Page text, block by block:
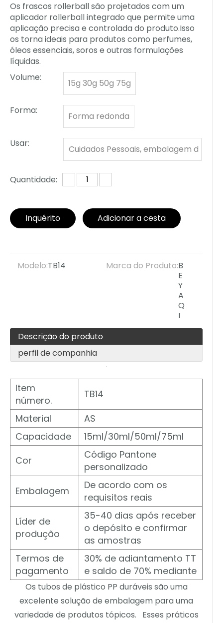
Os frascos rollerball são projetados com um
aplicador rollerball integrado que permite uma
aplicação precisa e controlada do produto.Isso
os torna ideais para produtos como perfumes,
óleos essenciais, soros e outras formulações
líquidas.
Volume:
15g 30g 50g 75g
Forma:
Forma redonda
Usar:
Cuidados Pessoais, embalagem d
Quantidade:
Inquérito Adicionar a cesta
Modelo:TB14 Marca do Produto:B
E
Y
A
Q
I
Descrição do produto
perfil de companhia
Item
número.
TB14
Material
AS
Capacidade
15ml/30ml/50ml/75ml
Cor
Código Pantone
personalizado
Embalagem
De acordo com os
requisitos reais
Líder de
produção
35-40 dias após receber
o depósito e confirmar
as amostras
Termos de
pagamento
30% de adiantamento TT
e saldo de 70% mediante
Os tubos de plástico PP duráveis são uma
excelente solução de embalagem para uma
variedade de produtos tópicos. Esses práticos